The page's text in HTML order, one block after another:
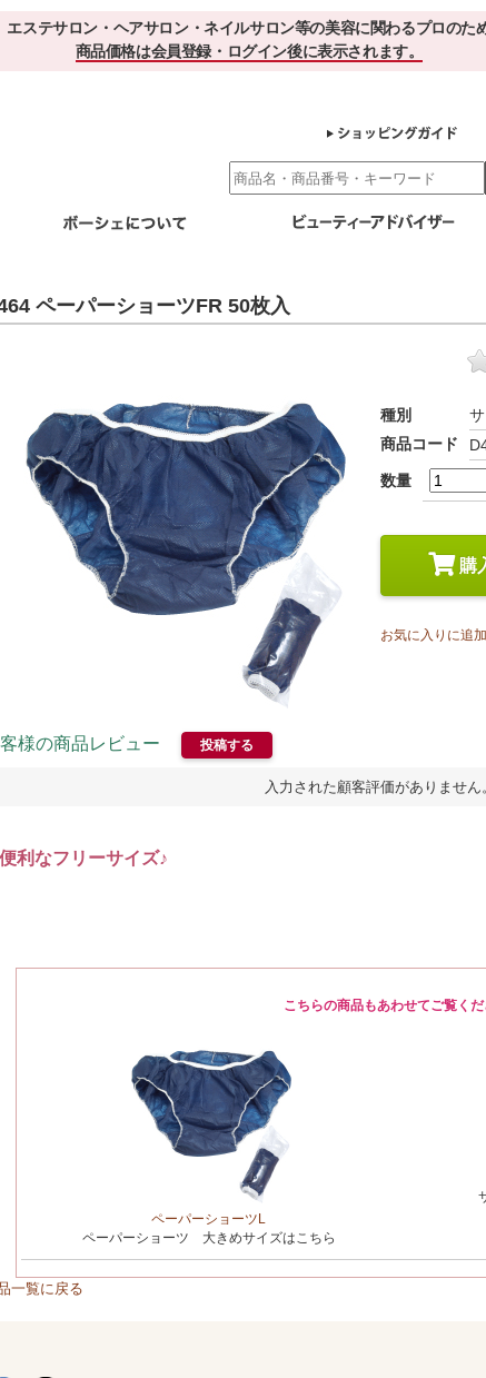
ステサロン・ヘアサロン・ネイルサロン等の美容に関わるプロのた
商品価格は会員登録・ログイン後に表示されます。
スキンケア
ボディケア
健康食品
サプリメント ドリンク お
その他
スペシャルケア メイク
ペーパーショーツFR 50枚入
種別
商品コード
数量
購
お気に入りに追加
様の商品レビュー 投稿する
入力された顧客評価がありません。
便利なフリーサイズ♪
こちらの商品もあわせてご覧く
ペーパーショーツL
ペーパーショーツ 大きめサイズはこちら
一覧に戻る